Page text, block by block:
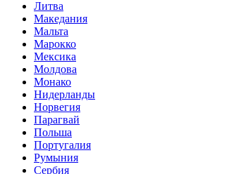
Литва
Македания
Мальта
Марокко
Мексика
Молдова
Монако
Нидерланды
Норвегия
Парагвай
Польша
Португалия
Румыния
Сербия